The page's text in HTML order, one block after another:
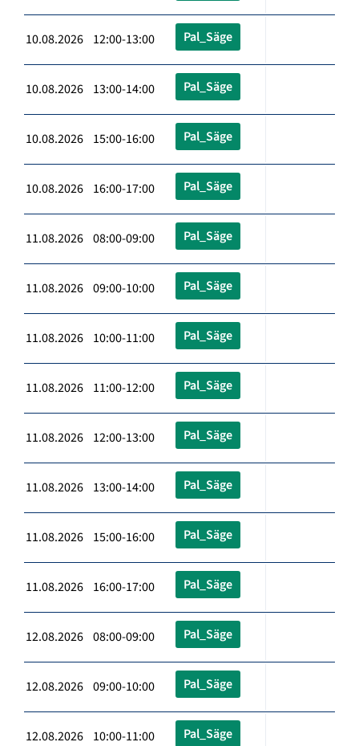
10.08.2026 12:00-13:00 Pal_Säge
10.08.2026 13:00-14:00 Pal_Säge
10.08.2026 15:00-16:00 Pal_Säge
10.08.2026 16:00-17:00 Pal_Säge
11.08.2026 08:00-09:00 Pal_Säge
11.08.2026 09:00-10:00 Pal_Säge
11.08.2026 10:00-11:00 Pal_Säge
11.08.2026 11:00-12:00 Pal_Säge
11.08.2026 12:00-13:00 Pal_Säge
11.08.2026 13:00-14:00 Pal_Säge
11.08.2026 15:00-16:00 Pal_Säge
11.08.2026 16:00-17:00 Pal_Säge
12.08.2026 08:00-09:00 Pal_Säge
12.08.2026 09:00-10:00 Pal_Säge
12.08.2026 10:00-11:00 Pal_Säge